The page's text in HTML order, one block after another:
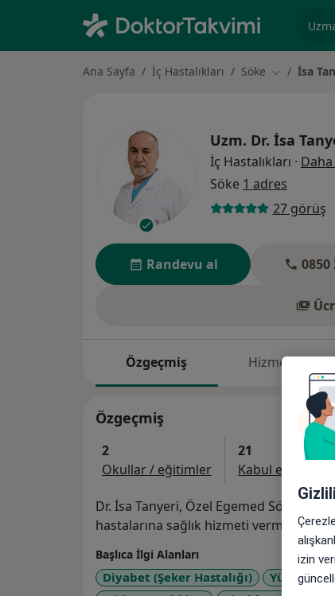
Ana Sayfa İç Hastalıkları Söke Şehirİsa
Uzm. Dr. İsa
İç Hastalıkları ·
Söke 1 adres
27 görüş
Randevu al 0850
Özgeçmiş Hizmetler
Özgeçmiş
2
Okullar / eğitimler
21
Kabul edilen
Dr. İsa Tanyeri, Özel Egemed Söke Hastanesi ' de İç
hastalarına sağlık hizmeti vermektedir.
Başlıca İlgi Alanları
Diyabet (Şeker Hastalığı) Yüksek
izin